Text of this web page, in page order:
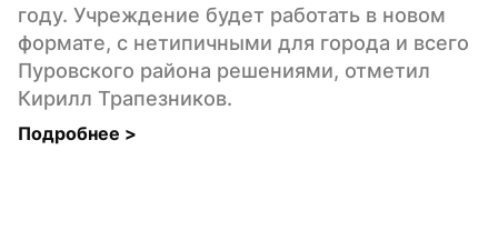
году. Учреждение будет работать в новом
формате, с нетипичными для города и всего
Пуровского района решениями, отметил
Кирилл Трапезников.
Подробнее >